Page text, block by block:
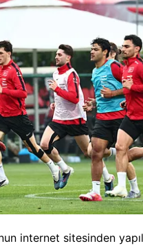
internet sitesinden